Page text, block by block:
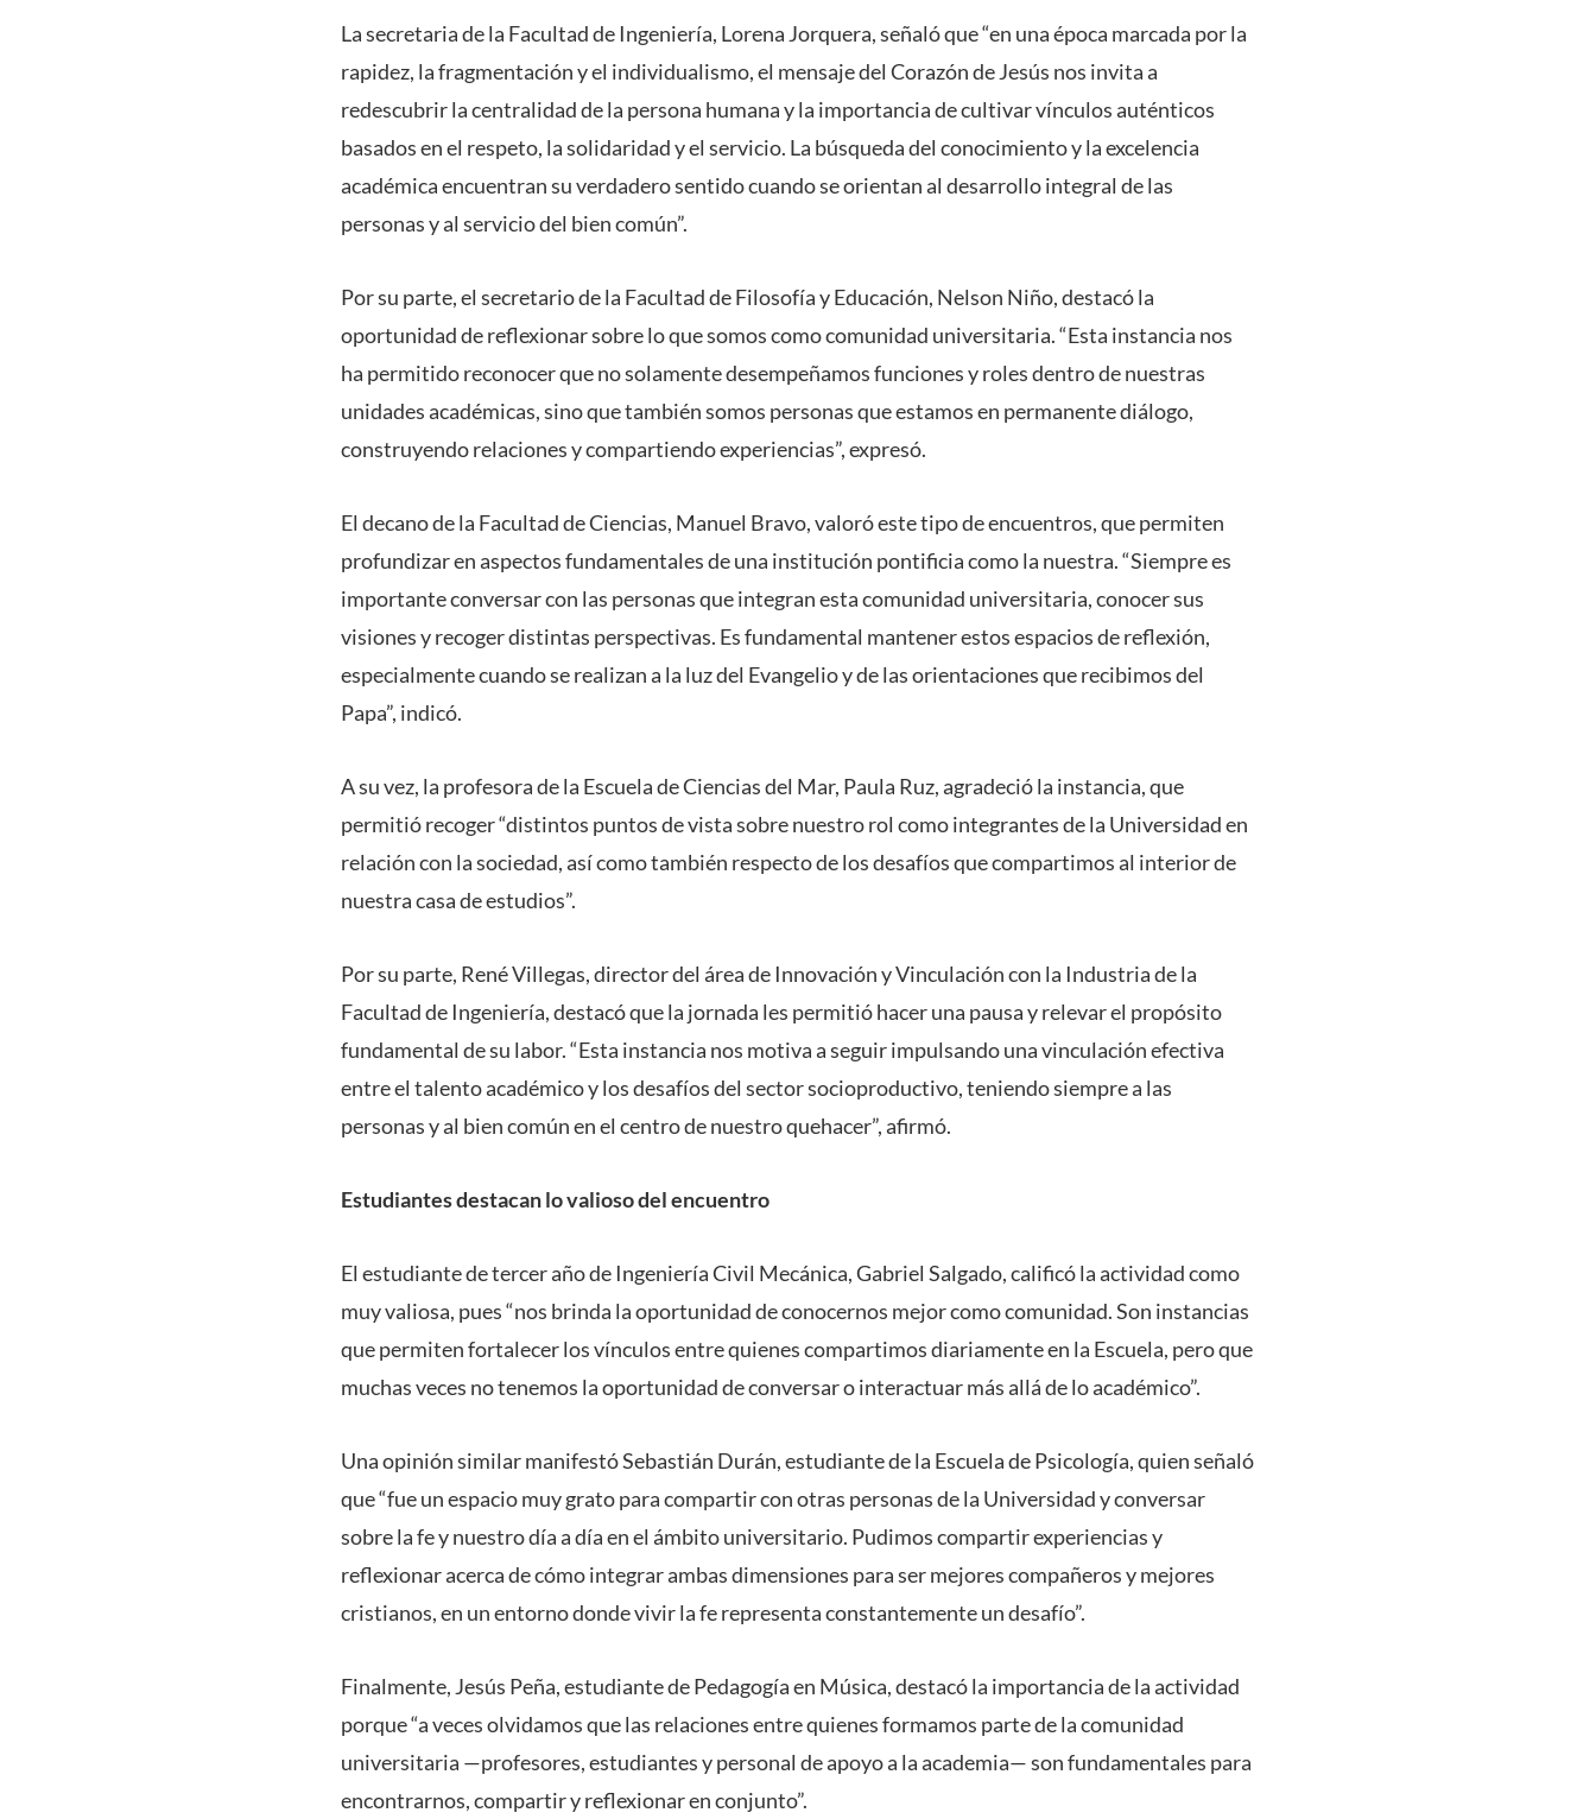
La secretaria de la Facultad de Ingeniería, Lorena Jorquera, señaló que “en una época marcada por la
rapidez, la fragmentación y el individualismo, el mensaje del Corazón de Jesús nos invita a
redescubrir la centralidad de la persona humana y la importancia de cultivar vínculos auténticos
basados en el respeto, la solidaridad y el servicio. La búsqueda del conocimiento y la excelencia
académica encuentran su verdadero sentido cuando se orientan al desarrollo integral de las
personas y al servicio del bien común”.
Por su parte, el secretario de la Facultad de Filosofía y Educación, Nelson Niño, destacó la
oportunidad de reflexionar sobre lo que somos como comunidad universitaria. “Esta instancia nos
ha permitido reconocer que no solamente desempeñamos funciones y roles dentro de nuestras
unidades académicas, sino que también somos personas que estamos en permanente diálogo,
construyendo relaciones y compartiendo experiencias”, expresó.
El decano de la Facultad de Ciencias, Manuel Bravo, valoró este tipo de encuentros, que permiten
profundizar en aspectos fundamentales de una institución pontificia como la nuestra. “Siempre es
importante conversar con las personas que integran esta comunidad universitaria, conocer sus
visiones y recoger distintas perspectivas. Es fundamental mantener estos espacios de reflexión,
especialmente cuando se realizan a la luz del Evangelio y de las orientaciones que recibimos del
Papa”, indicó.
A su vez, la profesora de la Escuela de Ciencias del Mar, Paula Ruz, agradeció la instancia, que
permitió recoger “distintos puntos de vista sobre nuestro rol como integrantes de la Universidad en
relación con la sociedad, así como también respecto de los desafíos que compartimos al interior de
nuestra casa de estudios”.
Por su parte, René Villegas, director del área de Innovación y Vinculación con la Industria de la
Facultad de Ingeniería, destacó que la jornada les permitió hacer una pausa y relevar el propósito
fundamental de su labor. “Esta instancia nos motiva a seguir impulsando una vinculación efectiva
entre el talento académico y los desafíos del sector socioproductivo, teniendo siempre a las
personas y al bien común en el centro de nuestro quehacer”, afirmó.
Estudiantes destacan lo valioso del encuentro
El estudiante de tercer año de Ingeniería Civil Mecánica, Gabriel Salgado, calificó la actividad como
muy valiosa, pues “nos brinda la oportunidad de conocernos mejor como comunidad. Son instancias
que permiten fortalecer los vínculos entre quienes compartimos diariamente en la Escuela, pero que
muchas veces no tenemos la oportunidad de conversar o interactuar más allá de lo académico”.
Una opinión similar manifestó Sebastián Durán, estudiante de la Escuela de Psicología, quien señaló
que “fue un espacio muy grato para compartir con otras personas de la Universidad y conversar
sobre la fe y nuestro día a día en el ámbito universitario. Pudimos compartir experiencias y
reflexionar acerca de cómo integrar ambas dimensiones para ser mejores compañeros y mejores
cristianos, en un entorno donde vivir la fe representa constantemente un desafío”.
Finalmente, Jesús Peña, estudiante de Pedagogía en Música, destacó la importancia de la actividad
porque “a veces olvidamos que las relaciones entre quienes formamos parte de la comunidad
universitaria —profesores, estudiantes y personal de apoyo a la academia— son fundamentales para
encontrarnos, compartir y reflexionar en conjunto”.